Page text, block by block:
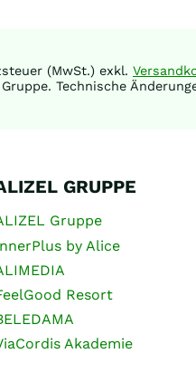
(MwSt.) exkl.
Technische
GRUPPE
Gruppe
by Alice
Resort
Akademie